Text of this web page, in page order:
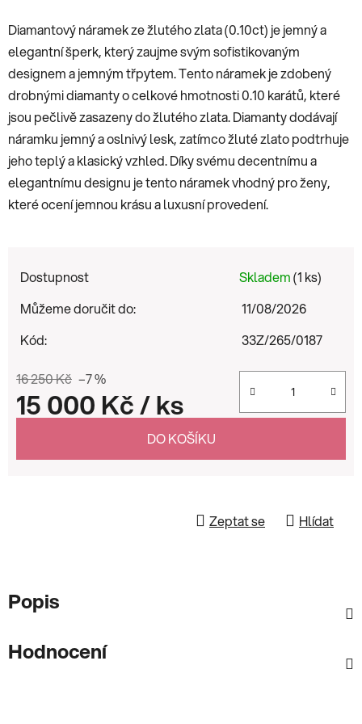
Diamantový náramek ze žlutého zlata (0.10ct) je jemný a
elegantní šperk, který zaujme svým sofistikovaným
designem a jemným třpytem. Tento náramek je zdobený
drobnými diamanty o celkové hmotnosti 0.10 karátů, které
jsou pečlivě zasazeny do žlutého zlata. Diamanty dodávají
náramku jemný a oslnivý lesk, zatímco žluté zlato podtrhuje
jeho teplý a klasický vzhled. Díky svému decentnímu a
elegantnímu designu je tento náramek vhodný pro ženy,
které ocení jemnou krásu a luxusní provedení.
Dostupnost Skladem(1 ks)
Můžeme doručit do:
11/08/2026
Kód:
33Z/265/0187
16 250 Kč –7 %
15 000 Kč/ ks
DO KOŠÍKU
Zeptat se Hlídat
Popis
Hodnocení